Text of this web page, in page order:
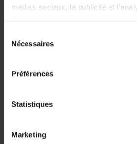
médias sociaux, la publicité et
dans le but de rendre votre visite
Nécessaires
Préférences
Statistiques
Marketing
accessoires d’origine
des professionnels.
*Données constructeur susceptibles
SUSCEPTIBLES